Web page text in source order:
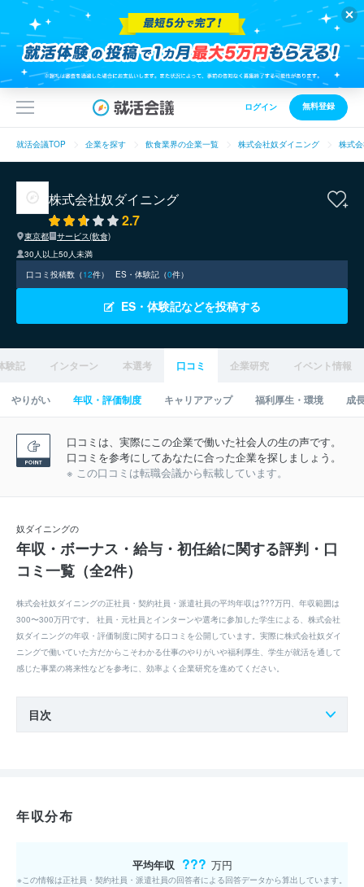
ログイン 無料登録
就活会議TOP 企業を探す 飲食業界の企業一覧 株式会社奴ダイニング 株式
株式会社奴ダイニング
2.7
東京都
サービス(飲食)
30人以上50人未満
口コミ投稿数（12件） ES・体験記（0件）
ES・体験記などを投稿する
験記 インターン 本選考 口コミ 企業研究 イベント情報
やりがい 年収・評価制度 キャリアアップ 福利厚生・環境 成
口コミは、実際にこの企業で働いた社会人の生の声です。
口コミを参考にしてあなたに合った企業を探しましょう。
※ この口コミは転職会議から転載しています。
奴ダイニングの
年収・ボーナス・給与・初任給に関する評判・口
コミ一覧（全2件）
株式会社奴ダイニングの正社員・契約社員・派遣社員の平均年収は???万円、年収範囲は
300〜300万円です。 社員・元社員とインターンや選考に参加した学生による、株式会社
奴ダイニングの年収・評価制度に関する口コミを公開しています。実際に株式会社奴ダイ
ニングで働いていた方だからこそわかる仕事のやりがいや福利厚生、学生が就活を通して
感じた事業の将来性などを参考に、効率よく企業研究を進めてください。
目次
年収分布
平均年収 ??? 万円
※この情報は正社員・契約社員・派遣社員の回答者による回答データから算出しています。